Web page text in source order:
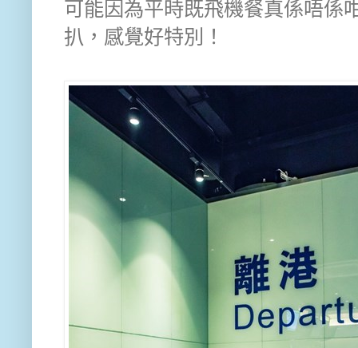
可能因為平時既飛機餐真係唔係
扒，感覺好特別！